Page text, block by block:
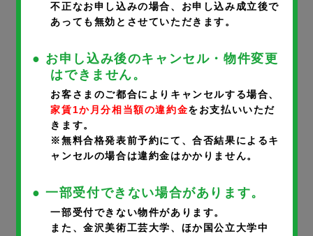
携帯番号 ※
メールアドレス※
不正なお申し込みの場合、お申し込み成立後で
あっても無効とさせていただきます。
● お申し込み後のキャンセル・物件変更
はできません。
お客さまのご都合によりキャンセルする場合、
家賃1か月分相当額の違約金をお支払いいただ
きます。
※無料合格発表前予約にて、合否結果によるキ
ャンセルの場合は違約金はかかりません。
● 一部受付できない場合があります。
一部受付できない物件があります。
また、金沢美術工芸大学、ほか国公立大学中